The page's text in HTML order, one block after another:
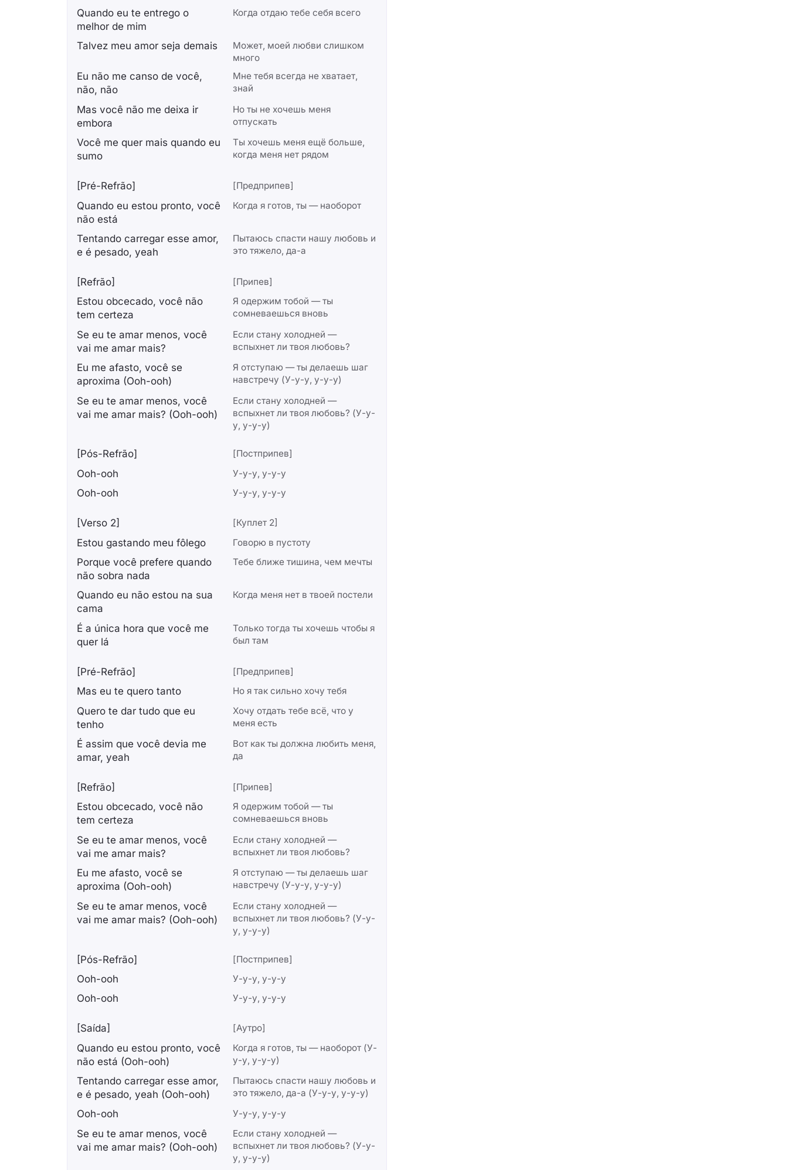
Quando eu te entrego o
melhor de mim
Когда отдаю тебе себя всего
Talvez meu amor seja demais
Может, моей любви слишком
много
Eu não me canso de você,
não, não
Мне тебя всегда не хватает,
знай
Mas você não me deixa ir
embora
Но ты не хочешь меня
отпускать
Você me quer mais quando eu
sumo
Ты хочешь меня ещё больше,
когда меня нет рядом
[Pré-Refrão] [Предприпев]
Quando eu estou pronto, você
não está
Когда я готов, ты — наоборот
Tentando carregar esse amor,
e é pesado, yeah
Пытаюсь спасти нашу любовь и
это тяжело, да-а
[Refrão] [Припев]
Estou obcecado, você não
tem certeza
Я одержим тобой — ты
сомневаешься вновь
Se eu te amar menos, você
vai me amar mais?
Если стану холодней —
вспыхнет ли твоя любовь?
Eu me afasto, você sе
aproxima (Ooh-ooh)
Я отступаю — ты делаешь шаг
навстречу (У-у-у, у-у-у)
Se eu te amar mеnos, você
vai me amar mais? (Ooh-ooh)
Если стану холодней —
вспыхнет ли твоя любовь? (У-у-
у, у-у-у)
[Pós-Refrão] [Постприпев]
Ooh-ooh У-у-у, у-у-у
Ooh-ooh У-у-у, у-у-у
[Verso 2] [Куплет 2]
Estou gastando meu fôlego Говорю в пустоту
Porque você prefere quando
não sobra nada
Тебе ближе тишина, чем мечты
Quando eu não estou na sua
cama
Когда меня нет в твоей постели
É a única hora que você me
quer lá
Только тогда ты хочешь чтобы я
был там
[Pré-Refrão] [Предприпев]
Mas eu te quero tanto Но я так сильно хочу тебя
Quero te dar tudo que eu
tenho
Хочу отдать тебе всё, что у
меня есть
É assim que você devia me
amar, yeah
Вот как ты должна любить меня,
да
[Refrão] [Припев]
Estou obcecado, você não
tem certeza
Я одержим тобой — ты
сомневаешься вновь
Se eu te amar menos, você
vai me amar mais?
Если стану холодней —
вспыхнет ли твоя любовь?
Eu me afasto, você se
aproxima (Ooh-ooh)
Я отступаю — ты делаешь шаг
навстречу (У-у-у, у-у-у)
Se eu te amar menos, você
vai me amar mais? (Ooh-ooh)
Если стану холодней —
вспыхнет ли твоя любовь? (У-у-
у, у-у-у)
[Pós-Refrão] [Постприпев]
Ooh-ooh У-у-у, у-у-у
Ooh-ooh У-у-у, у-у-у
[Saída] [Аутро]
Quando eu estou pronto, você
não está (Ooh-ooh)
Когда я готов, ты — наоборот (У-
у-у, у-у-у)
Tentando carregar esse amor,
e é pesado, yeah (Ooh-ooh)
Пытаюсь спасти нашу любовь и
это тяжело, да-а (У-у-у, у-у-у)
Ooh-ooh У-у-у, у-у-у
Se eu te amar menos, você
vai me amar mais? (Ooh-ooh)
Если стану холодней —
вспыхнет ли твоя любовь? (У-у-
у, у-у-у)